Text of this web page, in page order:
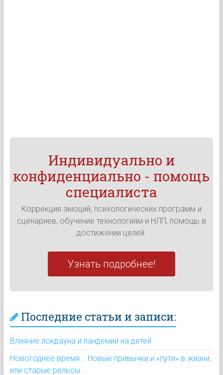
Индивидуально и
конфиденциально - помощь
специалиста
Коррекция эмоций, психологических программ и
сценариев, обучение технологиям и НЛП, помощь в
достижении целей.
Узнать подробнее!
Последние статьи и записи:
Влияние локдауна и пандемии на детей
Новогоднее время... Новые привычки и «пути» в жизни,
или старые рельсы...